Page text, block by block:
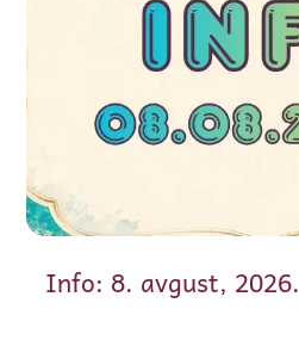
Info: 8. avgust, 2026.